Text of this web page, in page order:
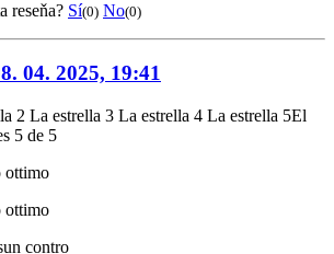
reseňa? Sí(0) No(0)
04. 2025, 19:41
2 La estrella 3 La estrella 4 La estrella 5El
5 de 5
ottimo
ottimo
contro